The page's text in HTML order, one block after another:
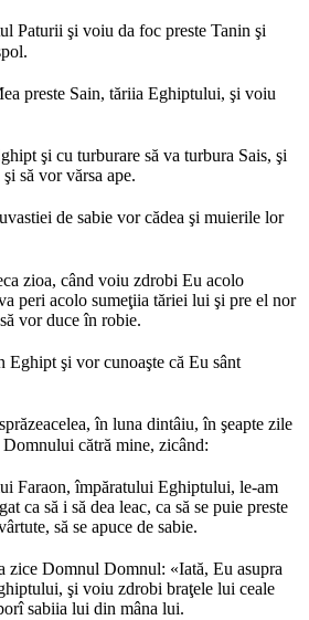
Paturii şi voiu da foc preste Tanin şi
preste Sain, tăriia Eghiptului, şi voiu
şi cu turburare să va turbura Sais, şi
să vor vărsa ape.
de sabie vor cădea şi muierile lor
zioa, când voiu zdrobi Eu acolo
peri acolo sumeţiia tăriei lui şi pre el nor
vor duce în robie.
Eghipt şi vor cunoaşte că Eu sânt
în luna dintâiu, în şeapte zile
cătră mine, zicând:
Faraon, împăratului Eghiptului, le-am
ca să i să dea leac, ca să se puie preste
să se apuce de sabie.
zice Domnul Domnul: «Iată, Eu asupra
şi voiu zdrobi braţele lui ceale
sabiia lui din mâna lui.